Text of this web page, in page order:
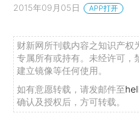
2015年09月05日 APP打开
财新网所刊载内容之知识产权
专属所有或持有。未经许可，
建立镜像等任何使用。
如有意愿转载，请发邮件至
确认及授权后，方可转载。